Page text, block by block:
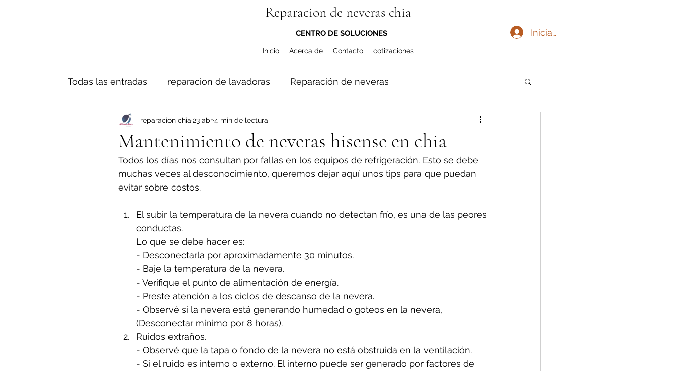
Reparacion de neveras chia
CENTRO DE SOLUCIONES Iniciar sesión
Inicio Acerca de Contacto cotizaciones
Todas las entradas reparacion de lavadoras Reparación de neveras
Mantenimiento de neveras hisense en chia
reparacion chia 23 abr 4 min de lectura
Todos los días nos consultan por fallas en los equipos de refrigeración. Esto se debe
muchas veces al desconocimiento, queremos dejar aquí unos tips para que puedan
evitar sobre costos.
El subir la temperatura de la nevera cuando no detectan frío, es una de las peores
conductas.
Lo que se debe hacer es:
- Desconectarla por aproximadamente 30 minutos.
- Baje la temperatura de la nevera.
- Verifique el punto de alimentación de energía.
- Preste atención a los ciclos de descanso de la nevera.
- Observé si la nevera está generando humedad o goteos en la nevera,
(Desconectar mínimo por 8 horas).
Ruidos extraños.
- Observé que la tapa o fondo de la nevera no está obstruida en la ventilación.
- Si el ruido es interno o externo. El interno puede ser generado por factores de